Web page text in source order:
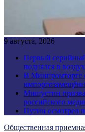
9 августа, 2026
Первый
поднялся в воздух
В Минпромторге
Мишустин
российского
Путин осмотрел
Общественная